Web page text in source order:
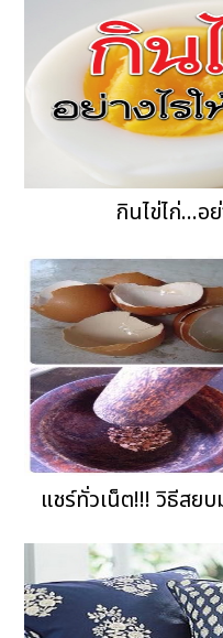
กินไข่ไก่...อ
แชร์ทั่วเน็ต!!! วิธีสย